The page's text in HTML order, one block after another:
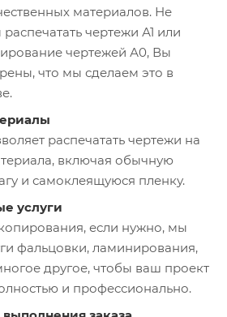
материалов. Не
чертежи А1 или
чертежей А0, Вы
что мы сделаем это в
распечатать чертежи на
включая обычную
и самоклеящуюся пленку.
услуги
если нужно, мы
фальцовки, ламинирования,
другое, чтобы ваш проект
и профессионально.